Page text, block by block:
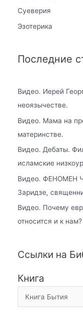
Суеверия
Эзотерика
Последние
Видео. Иерей
неоязычестве.
Видео. Мама на
материнстве.
Видео. Дебаты.
исламские
Видео. ФЕНОМЕН
Заридзе,
Видео. Почему
относится и к нам?
Ссылки на
Книга